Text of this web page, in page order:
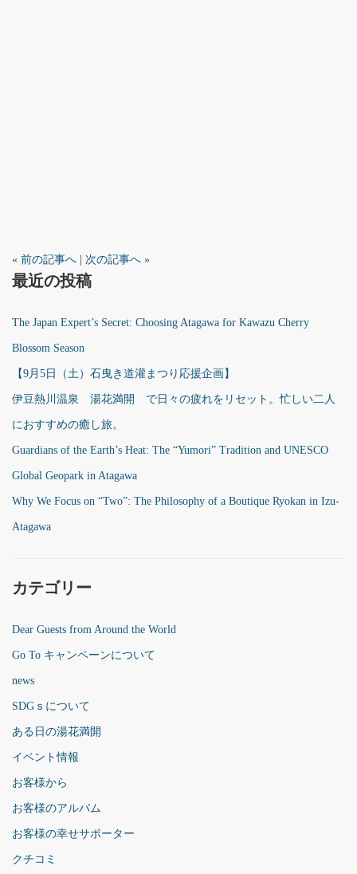
« 前の記事へ 次の記事へ »
最近の投稿
The Japan Expert’s Secret: Choosing Atagawa for Kawazu Cherry
Blossom Season
【9月5日（土）石曳き道灌まつり応援企画】
伊豆熱川温泉 湯花満開 で日々の疲れをリセット。忙しい二人
におすすめの癒し旅。
Guardians of the Earth’s Heat: The “Yumori” Tradition and UNESCO
Global Geopark in Atagawa
Why We Focus on “Two”: The Philosophy of a Boutique Ryokan in Izu-
Atagawa
カテゴリー
Dear Guests from Around the World
Go To キャンペーンについて
news
SDGｓについて
ある日の湯花満開
イベント情報
お客様から
お客様のアルバム
お客様の幸せサポーター
クチコミ